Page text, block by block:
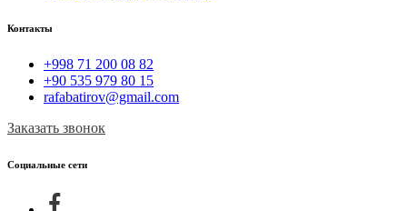
Контакты
+998 71 200 08 82
+90 535 979 80 15
rafabatirov@gmail.com
Заказать звонок
Социальные сети